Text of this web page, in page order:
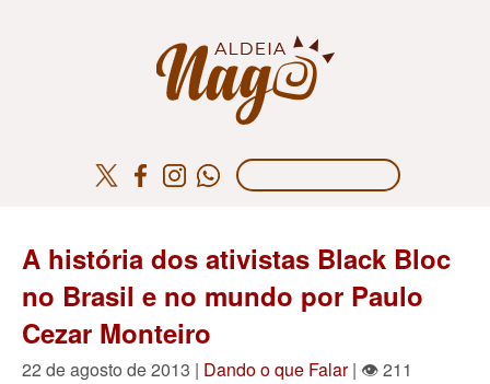
A história dos ativistas Black Bloc
no Brasil e no mundo por Paulo
Cezar Monteiro
22 de agosto de 2013 | Dando o que Falar| 👁 211